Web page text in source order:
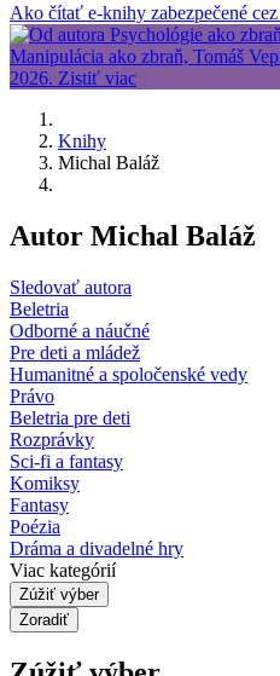
Ako čítať e-knihy zabezpečené
Knihy
Michal Baláž
Autor Michal Baláž
Sledovať autora
Beletria
Odborné a náučné
Pre deti a mládež
Humanitné a spoločenské vedy
Právo
Beletria pre deti
Rozprávky
Sci-fi a fantasy
Komiksy
Fantasy
Poézia
Dráma a divadelné hry
Viac kategórií
Zúžiť výber
Zoradiť